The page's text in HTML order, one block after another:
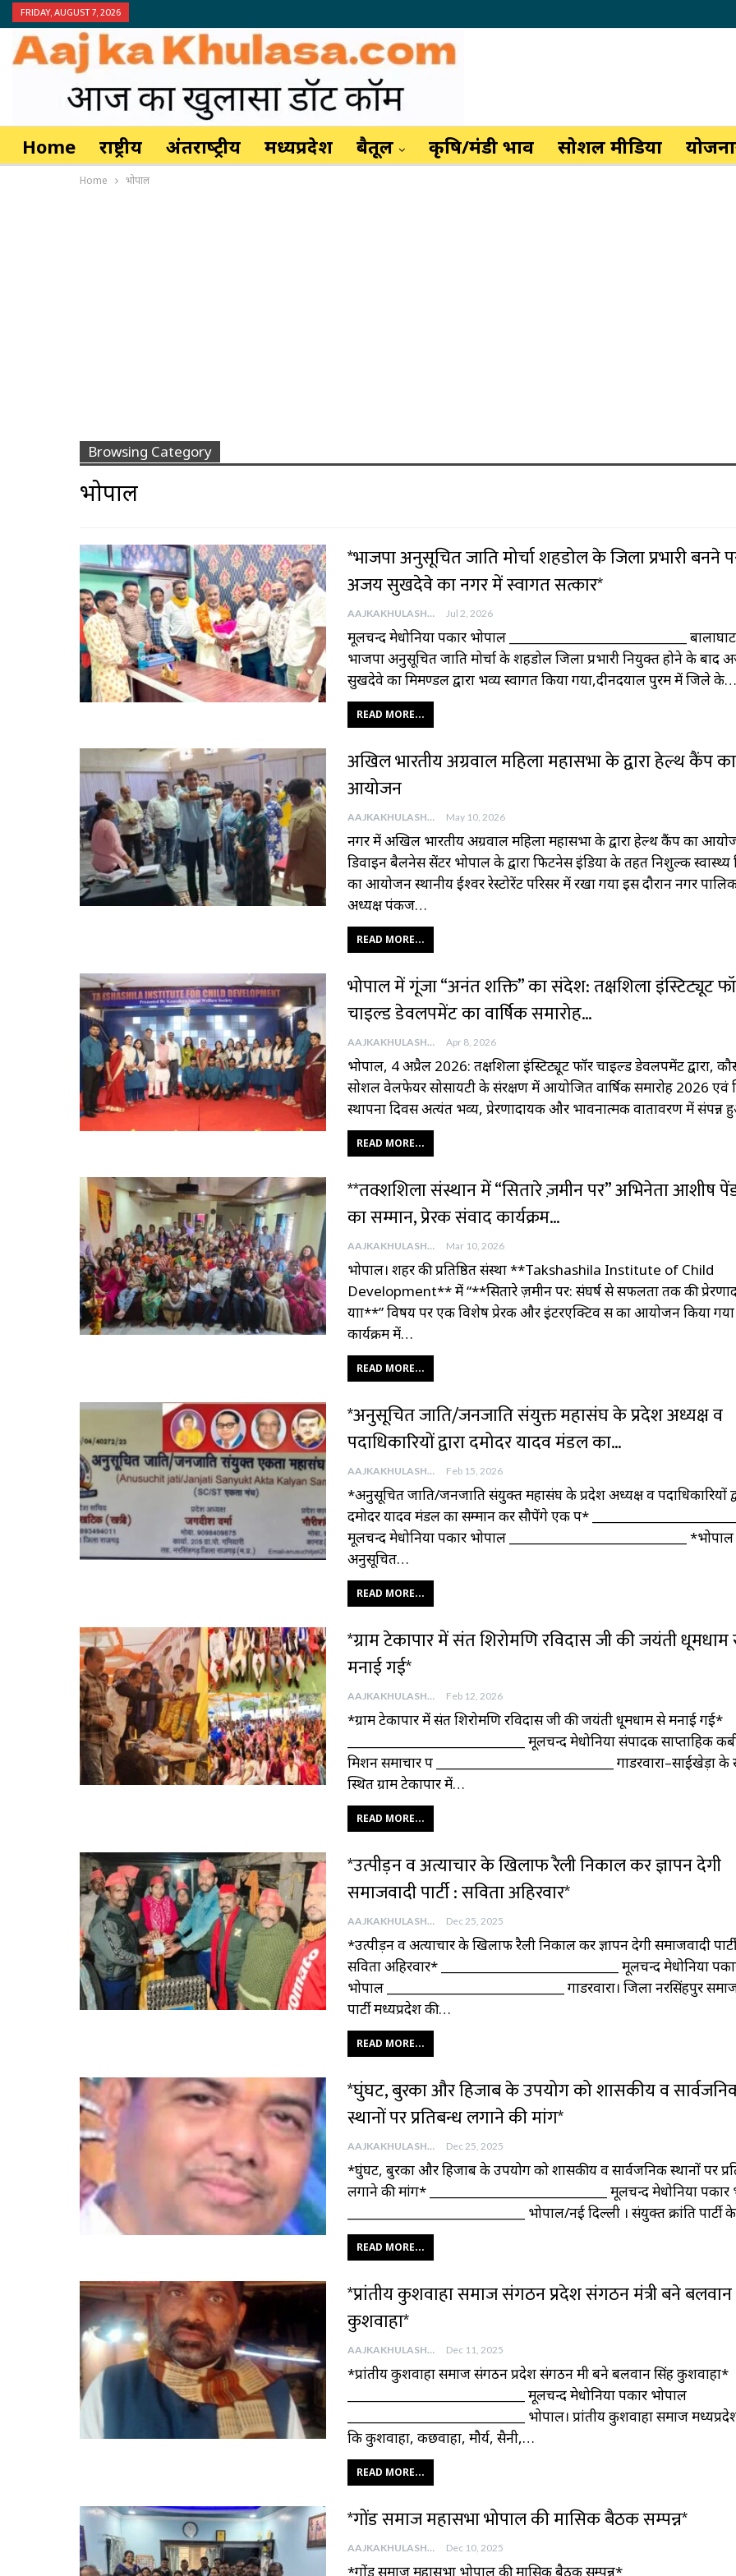
FRIDAY, AUGUST 7, 2026
Home राष्ट्रीय अंतर्राष्‍ट्रीय मध्यप्रदेश बैतूल कृषि/मंडी भाव सोशल मीडिया
Home भोपाल
Browsing Category
भोपाल
*भाजपा अनुसूचित जाति मोर्चा शहडोल के जिला प्रभारी बनने
अजय सुखदेवे का नगर में स्वागत सत्कार*
AAJKAKHULASHA Jul 2, 2026
मूलचन्द मेधोनिया पत्रकार भोपाल ___________________________
भाजपा अनुसूचित जाति मोर्चा के शहडोल जिला प्रभारी नियुक्त होने के बाद
सुखदेवे का मित्रमण्डल द्वारा भव्य स्वागत किया गया,दीनदयाल पुरम में जिले के…
READ MORE...
अखिल भारतीय अग्रवाल महिला महासभा के द्वारा हेल्थ कैंप का
आयोजन
AAJKAKHULASHA May 10, 2026
नगर में अखिल भारतीय अग्रवाल महिला महासभा के द्वारा हेल्थ कैंप का
डिवाइन बैलनेस सेंटर भोपाल के द्वारा फिटनेस इंडिया के तहत निशुल्क स्वास्थ्य
का आयोजन स्थानीय ईश्वर रेस्टोरेंट परिसर में रखा गया इस दौरान नगर
अध्यक्ष पंकज…
READ MORE...
भोपाल में गूंजा “अनंत शक्ति” का संदेश: तक्षशिला इंस्टिट्यूट
चाइल्ड डेवलपमेंट का वार्षिक समारोह…
AAJKAKHULASHA Apr 8, 2026
भोपाल, 4 अप्रैल 2026: तक्षशिला इंस्टिट्यूट फॉर चाइल्ड डेवलपमेंट द्वारा,
सोशल वेलफेयर सोसायटी के संरक्षण में आयोजित वार्षिक समारोह 2026 एवं
स्थापना दिवस अत्यंत भव्य, प्रेरणादायक और भावनात्मक वातावरण में संपन्न
READ MORE...
**तक्शशिला संस्थान में “सितारे ज़मीन पर” अभिनेता आशीष
का सम्मान, प्रेरक संवाद कार्यक्रम…
AAJKAKHULASHA Mar 10, 2026
भोपाल। शहर की प्रतिष्ठित संस्था **Takshashila Institute of Child
Development** में “**सितारे ज़मीन पर: संघर्ष से सफलता तक की
यात्रा**” विषय पर एक विशेष प्रेरक और इंटरएक्टिव सत्र का आयोजन किया
कार्यक्रम में…
READ MORE...
*अनुसूचित जाति/जनजाति संयुक्त महासंघ के प्रदेश अध्यक्ष व
पदाधिकारियों द्वारा दमोदर यादव मंडल का…
AAJKAKHULASHA Feb 15, 2026
*अनुसूचित जाति/जनजाति संयुक्त महासंघ के प्रदेश अध्यक्ष व पदाधिकारियों
दमोदर यादव मंडल का सम्मान कर सौपेंगे एक पत्र*
मूलचन्द मेधोनिया पत्रकार भोपाल ___________________________
अनुसूचित…
READ MORE...
*ग्राम टेकापार में संत शिरोमणि रविदास जी की जयंती
मनाई गई*
AAJKAKHULASHA Feb 12, 2026
*ग्राम टेकापार में संत शिरोमणि रविदास जी की जयंती धूमधाम से मनाई गई*
___________________________ मूलचन्द मेधोनिया संपादक साप्ताहिक
मिशन समाचार पत्र ___________________________ गाडरवारा–साईंखेड़ा
स्थित ग्राम टेकापार में…
READ MORE...
*उत्पीड़न व अत्याचार के खिलाफ रैली निकाल कर ज्ञापन देगी
समाजवादी पार्टी : सविता अहिरवार*
AAJKAKHULASHA Dec 25, 2025
*उत्पीड़न व अत्याचार के खिलाफ रैली निकाल कर ज्ञापन देगी समाजवादी
सविता अहिरवार* ___________________________ मूलचन्द मेधोनिया
भोपाल ___________________________ गाडरवारा। जिला नरसिंहपुर
पार्टी मध्यप्रदेश की…
READ MORE...
*घुंघट, बुरका और हिजाब के उपयोग को शासकीय व
स्थानों पर प्रतिबन्ध लगाने की मांग*
AAJKAKHULASHA Dec 25, 2025
*घुंघट, बुरका और हिजाब के उपयोग को शासकीय व सार्वजनिक स्थानों पर
लगाने की मांग* ___________________________ मूलचन्द मेधोनिया
___________________________ भोपाल/नई दिल्ली । संयुक्त क्रांति पार्टी
READ MORE...
*प्रांतीय कुशवाहा समाज संगठन प्रदेश संगठन मंत्री बने
कुशवाहा*
AAJKAKHULASHA Dec 11, 2025
*प्रांतीय कुशवाहा समाज संगठन प्रदेश संगठन मंत्री बने बलवान सिंह कुशवाहा*
___________________________ मूलचन्द मेधोनिया पत्रकार भोपाल
___________________________ भोपाल। प्रांतीय कुशवाहा समाज
कि कुशवाहा, कछवाहा, मौर्य, सैनी,…
READ MORE...
*गोंड समाज महासभा भोपाल की मासिक बैठक सम्पन्न*
AAJKAKHULASHA Dec 10, 2025
*गोंड समाज महासभा भोपाल की मासिक बैठक सम्पन्न*